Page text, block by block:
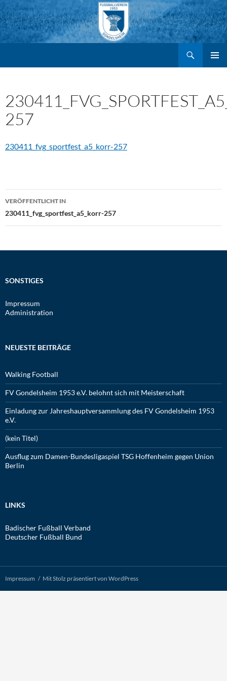
Zum
Inhalt
springen
257
230411_fvg_sportfest_a5_korr-257
Beitragsnavigation
VERÖFFENTLICHT IN
230411_fvg_sportfest_a5_korr-257
SONSTIGES
Impressum
Administration
NEUESTE BEITRÄGE
Walking Football
FV Gondelsheim 1953 e.V. belohnt sich mit Meisterschaft
Einladung zur Jahreshauptversammlung des FV Gondelsheim 1953
e.V.
(kein Titel)
Ausflug zum Damen-Bundesligaspiel TSG Hoffenheim gegen Union
Berlin
LINKS
Badischer Fußball Verband
Deutscher Fußball Bund
Impressum Mit Stolz präsentiert von WordPress